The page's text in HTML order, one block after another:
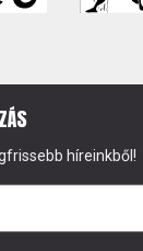
híreinkből!